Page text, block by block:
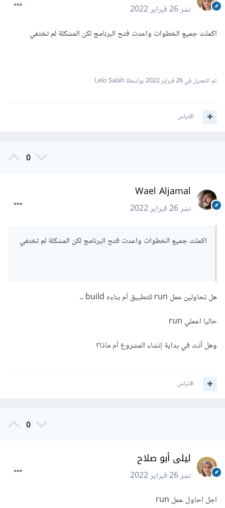
نشر26 فبراير 2022
اكملت جميع الخطوات واعدت فتح البرنامج لكن المشكلة لم تختفي
تم التعديل في26 فبراير 2022 بواسطة Lelo Salah
اقتباس
0
Wael Aljamal
نشر26 فبراير 2022
اكملت جميع الخطوات واعدت فتح البرنامج لكن المشكلة لم تختفي
هل تحاولين عمل run للتطبيق أم بناءه build ..
حاليا اعملي run
وهل أنت في بداية إنشاء المشروع أم ماذا؟
اقتباس
0
ليلى أبو صلاح
نشر26 فبراير 2022
اجل احاول عمل run